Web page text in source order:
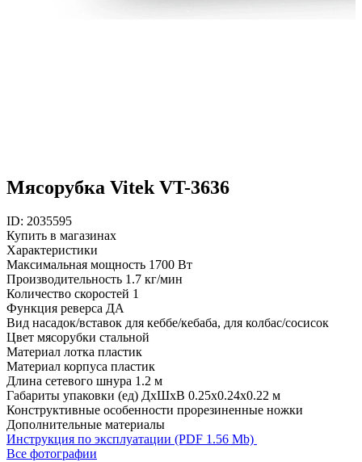
Мясорубка Vitek VT-3636
ID: 2035595
Купить в магазинах
Характеристики
Максимальная мощность 1700 Вт
Производительность 1.7 кг/мин
Количество скоростей 1
Функция реверса ДА
Вид насадок/вставок для кеббе/кебаба, для колбас/сосисок
Цвет мясорубки стальной
Материал лотка пластик
Материал корпуса пластик
Длина сетевого шнура 1.2 м
Габариты упаковки (ед) ДхШхВ 0.25x0.24x0.22 м
Конструктивные особенности прорезиненные ножки
Дополнительные материалы
Инструкция по эксплуатации (PDF 1.56 Mb)
Все фотографии